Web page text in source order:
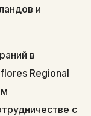
и
в
Regional
с